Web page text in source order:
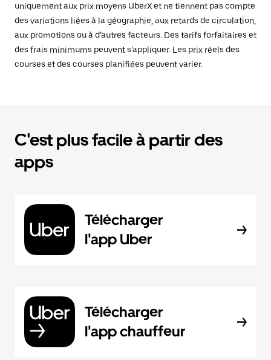
uniquement aux prix moyens UberX et ne tiennent pas compte
des variations liées à la géographie, aux retards de circulation,
aux promotions ou à d’autres facteurs. Des tarifs forfaitaires et
des frais minimums peuvent s’appliquer. Les prix réels des
courses et des courses planifiées peuvent varier.
C'est plus facile à partir des
apps
Télécharger
l'app Uber
Télécharger
l'app chauffeur